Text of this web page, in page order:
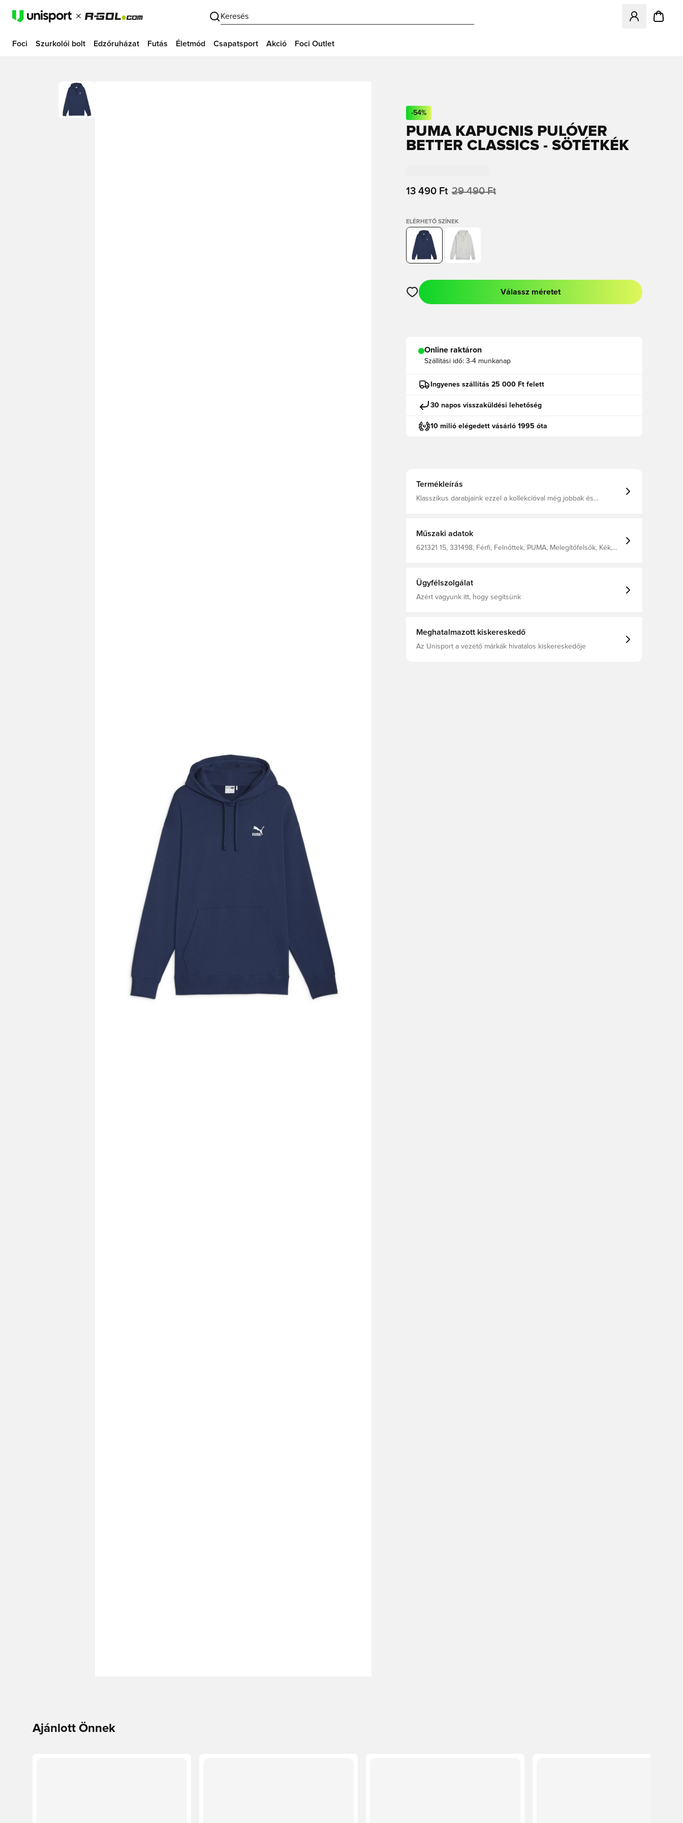
Keresés
Megnyit egy
Foci Szurkolói bolt Edzőruházat Futás Életmód Csapatsport Akció Foci Outlet
-54%
PUMA KAPUCNIS PULÓVER
BETTER CLASSICS - SÖTÉTKÉK
13 490 Ft 29 490 Ft
ELÉRHETŐ SZÍNEK
Megnyit egy modált a bejelentkezéshez vagy a tagként való regisztrációhoz
Válassz méretet
Online raktáron
Szállítási idő: 3-4 munkanap
Ingyenes szállítás 25 000 Ft felett
30 napos visszaküldési lehetőség
10 milió elégedett vásárló 1995 óta
Termékleírás
Klasszikus darabjaink ezzel a kollekcióval még jobbak és
anyagból készült. Relaxed Fit Bolyhosított polár anyag
alsó szegély PUMA logó a mellkason
Műszaki adatok
621321 15, 331498, Férfi, Felnőttek, PUMA, Melegítőfelsők, Kék,
Ügyfélszolgálat
Azért vagyunk itt, hogy segítsünk
Meghatalmazott kiskereskedő
Az Unisport a vezető márkák hivatalos kiskereskedője
Ajánlott Önnek